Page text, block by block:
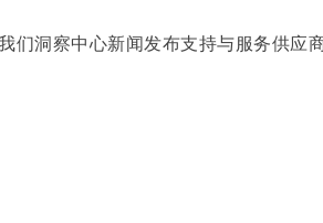
们洞察中心新闻发布支持与服务供应